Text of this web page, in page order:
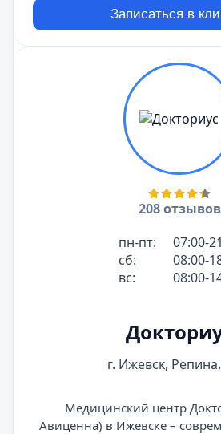
Записаться в
208 отзывов
пн-пт:
07:00-
сб:
08:00-
вс:
08:00-
г. Ижевск,
Медицинский центр
Авиценна) в Ижевске –